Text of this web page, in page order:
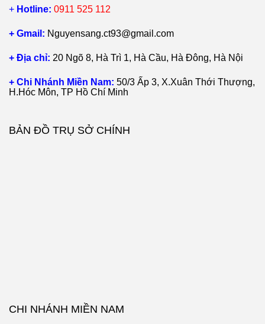
+ Hotline: 0911 525 112
+ Gmail: Nguyensang.ct93@gmail.com
+ Địa chỉ: 20 Ngõ 8, Hà Trì 1, Hà Cầu, Hà Đông, Hà Nội
+ Chi Nhánh Miền Nam: 50/3 Ấp 3, X.Xuân Thới Thượng,
H.Hóc Môn, TP Hồ Chí Minh
BẢN ĐỒ TRỤ SỞ CHÍNH
CHI NHÁNH MIỀN NAM